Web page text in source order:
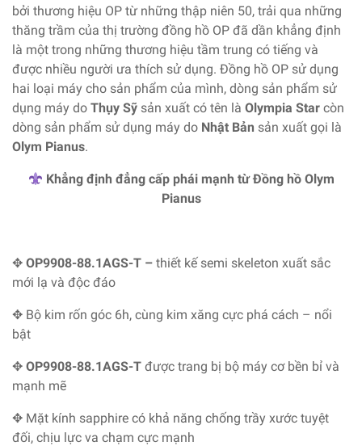
bởi thương hiệu OP từ những thập niên 50, trải qua những
thăng trầm của thị trường đồng hồ OP đã dần khẳng định
là một trong những thương hiệu tầm trung có tiếng và
được nhiều người ưa thích sử dụng. Đồng hồ OP sử dụng
hai loại máy cho sản phẩm của mình, dòng sản phẩm sử
dụng máy do Thụy Sỹ sản xuất có tên là Olympia Star còn
dòng sản phẩm sử dụng máy do Nhật Bản sản xuất gọi là
Olym Pianus.
Khẳng định đẳng cấp phái mạnh từ Đồng hồ Olym
Pianus
✥ OP9908-88.1AGS-T – thiết kế semi skeleton xuất sắc
mới lạ và độc đáo
✥ Bộ kim rốn góc 6h, cùng kim xăng cực phá cách – nổi
bật
✥ OP9908-88.1AGS-T được trang bị bộ máy cơ bền bỉ và
mạnh mẽ
✥ Mặt kính sapphire có khả năng chống trầy xước tuyệt
đối, chịu lực va chạm cực mạnh